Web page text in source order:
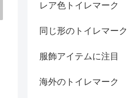
レア色トイレマーク
同じ形のトイレマーク
服飾アイテムに注目
海外のトイレマーク